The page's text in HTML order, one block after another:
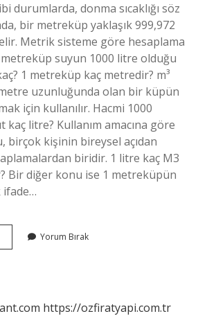
durumlarda, donma sıcaklığı söz
bir metreküp yaklaşık 999,972
Metrik sisteme göre hesaplama
metreküp suyun 1000 litre olduğu
1 metreküp kaç metredir? m³
uzunluğunda olan bir küpün
için kullanılır. Hacmi 1000
kaç litre? Kullanım amacına göre
birçok kişinin bireysel açıdan
biridir. 1 litre kaç M3
Bir diğer konu ise 1 metreküpün
ifade…
Yorum Bırak
https://ozfiratyapi.com.tr